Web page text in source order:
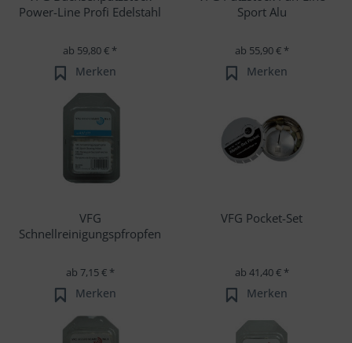
Power-Line Profi Edelstahl
ab 59,80 € *
Merken
Sport Alu
ab 55,90 € *
Merken
VFG
Schnellreinigungspfropfen
ab 7,15 € *
Merken
VFG Pocket-Set
ab 41,40 € *
Merken